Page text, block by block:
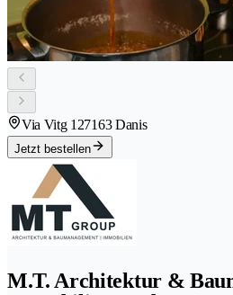
Via Vitg 127163 Danis
Jetzt bestellen
M.T. Architektur &